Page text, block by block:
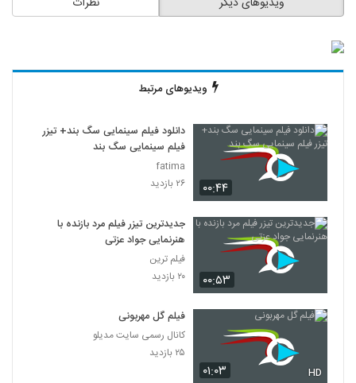
دانلود فیلم بیچاره ها
دانلود فیلم این زن ها ساخته عباس رزیجی
۳,۲۰۰ بازدید
دانلود فیلم ایرانی کلاغ پر
10
دانلود فیلم چراغی در مه به کارگردانی پناه بر خدا
دانلود فیلم بیتابی بیتا
۵,۸۵۶ بازدید
ویدیوهای مرتبط
۰۰:۴۴
دانلود فیلم سینمایی سگ بند+ تیزر
فیلم سینمایی سگ بند
fatima
۲۶ بازدید
۰۰:۵۳
جدیدترین تیزر فیلم مرد بازنده با
هنرنمایی جواد عزتی
فیلم ترین
۲۰ بازدید
۰۱:۰۳ HD
فیلم گل مهربونی
کانال رسمی سایت مدیلو
۲۵ بازدید